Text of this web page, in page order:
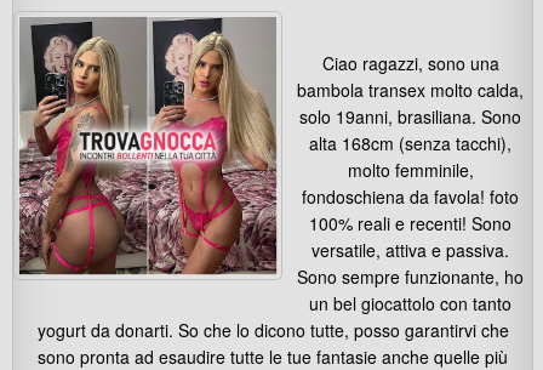
Ciao ragazzi, sono una
bambola transex molto calda,
solo 19anni, brasiliana. Sono
alta 168cm (senza tacchi),
molto femminile,
fondoschiena da favola! foto
100% reali e recenti! Sono
versatile, attiva e passiva.
Sono sempre funzionante, ho
un bel giocattolo con tanto
yogurt da donarti. So che lo dicono tutte, posso garantirvi che
sono pronta ad esaudire tutte le tue fantasie anche quelle più